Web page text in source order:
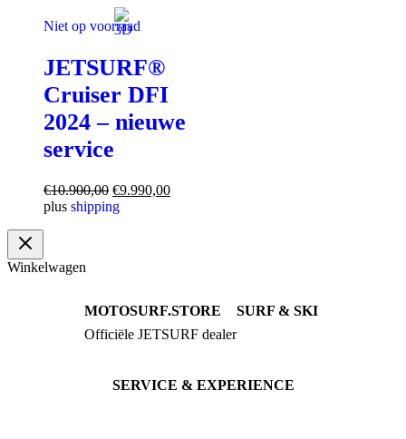
Niet op voorraad
JETSURF®
Cruiser DFI
2024 – nieuwe
service
€10.900,00 Oorspronkelijke
prijs
€9.990,00Huidige
plus shipping
Winkelwagen
MOTOSURF.STORE
Officiële JETSURF dealer
SURF & SKI
JETSURF Boards
SERVICE & EXPERIENCE